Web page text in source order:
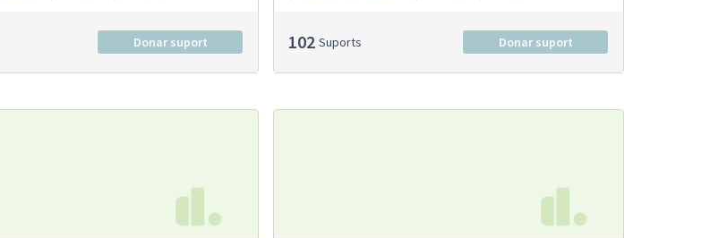
Donar suport 102 Suports Donar suport